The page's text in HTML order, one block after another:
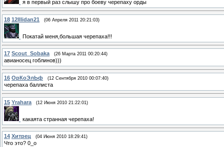
я в первый раз слышу про боеву черепаху орды
18 12Illidan21 (06 Апреля 2011 20:21:03)
Покатай меня,большая черепаха!!!
17 Scout_Sobaka (26 Марта 2011 00:20:44)
авианосец гоблинов)))
16 ОрКоЭлЬф (12 Сентября 2010 00:07:40)
черепаха баллиста
15 Yrahara (12 Июня 2010 21:22:01)
какаята странная черепаха!
14 Хитрец (04 Июня 2010 18:29:41)
Что это? 0_о